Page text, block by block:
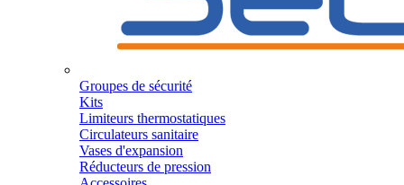
Groupes de sécurité
Kits
Limiteurs thermostatiques
Circulateurs sanitaire
Vases d'expansion
Réducteurs de pression